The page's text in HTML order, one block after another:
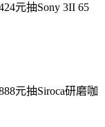
元抽Sony 3II 65
元抽Siroca研磨咖